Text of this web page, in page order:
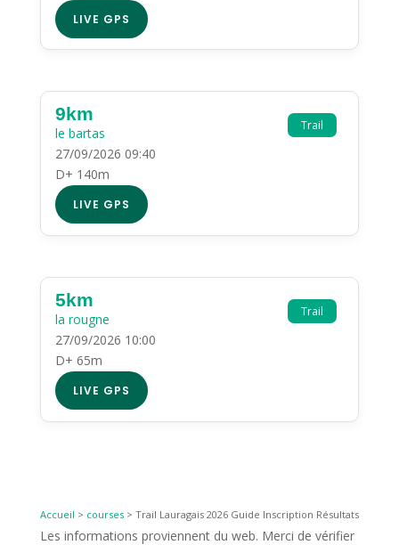
LIVE GPS
Trail
9km
le bartas
27/09/2026 09:40
D+ 140m
LIVE GPS
Trail
5km
la rougne
27/09/2026 10:00
D+ 65m
LIVE GPS
Accueil > courses> Trail Lauragais 2026 Guide Inscription Résultats
Les informations proviennent du web. Merci de vérifier